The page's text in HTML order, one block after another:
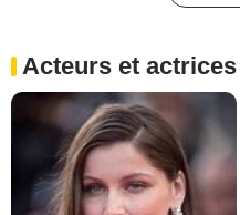
Acteurs et actrices